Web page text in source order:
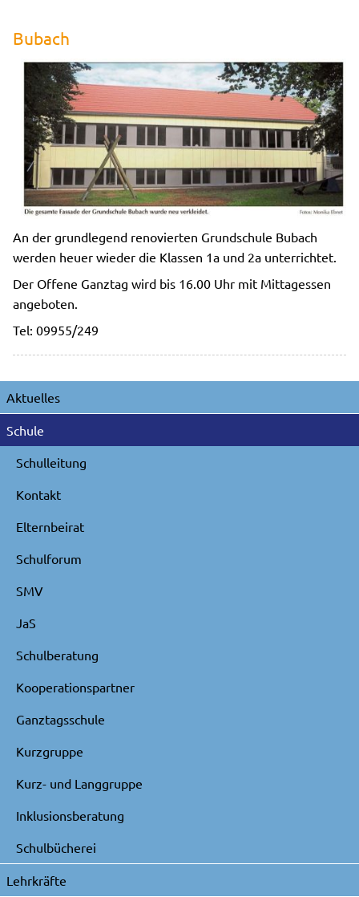
Bubach
An der grundlegend renovierten Grundschule Bubach
werden heuer wieder die Klassen 1a und 2a unterrichtet.
Der Offene Ganztag wird bis 16.00 Uhr mit Mittagessen
angeboten.
Tel: 09955/249
Navigation
überspringen
Aktuelles
Schule
Schulleitung
Kontakt
Elternbeirat
Schulforum
SMV
JaS
Schulberatung
Kooperationspartner
Ganztagsschule
Kurzgruppe
Kurz- und Langgruppe
Inklusionsberatung
Schulbücherei
Lehrkräfte